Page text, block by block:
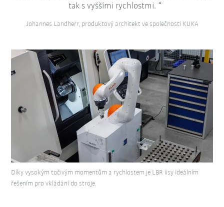
tak s vyššími rychlostmi.
Johannes Landherr, produktový architekt ve společnosti KUKA
Díky vysokým točivým momentům a rychlostem je LBR iisy ideálním
řešením pro vkládání do stroje.